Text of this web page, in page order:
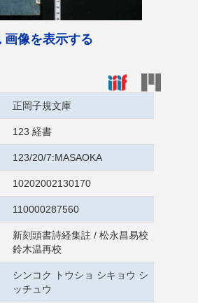
画像を表示する
正岡子規文庫
123 経書
123/20/7:MASAOKA
10202002130170
110000287560
新刻頭書詩経集註 / 松永昌易校
鈴木温再校
シンコク トウショ シキョウ シ
ッチュウ